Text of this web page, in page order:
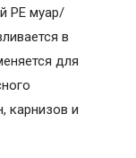
PE муар/
в
для
карнизов и